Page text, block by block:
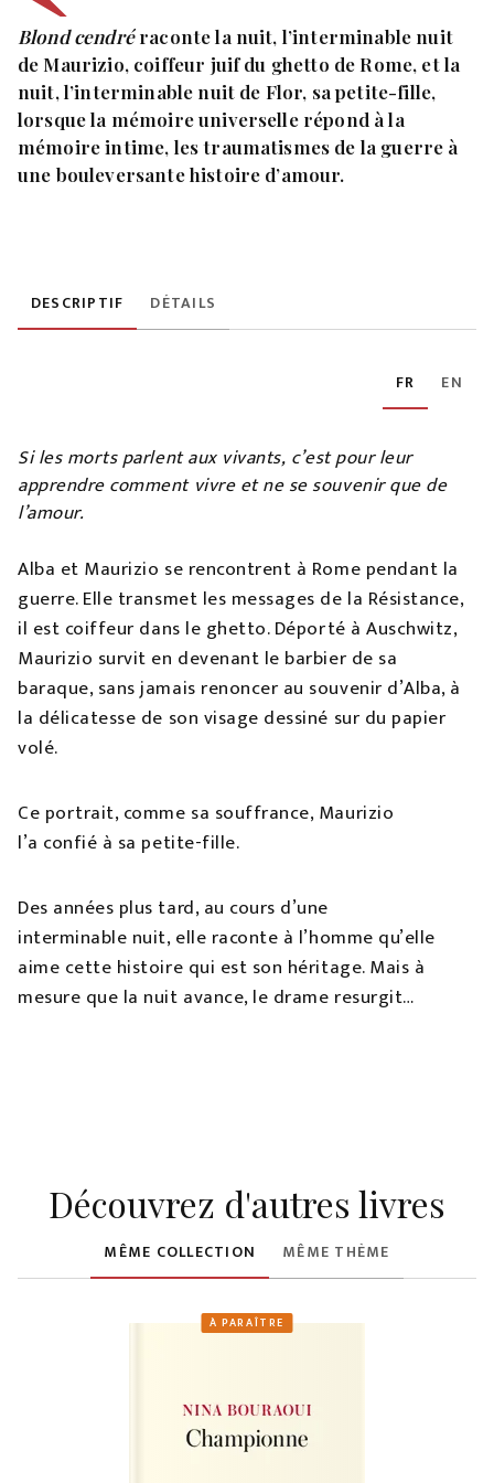
Blond cendréraconte la nuit, l’interminable nuit
de Maurizio, coiffeur juif du ghetto de Rome, et la
nuit, l’interminable nuit de Flor, sa petite-fille,
lorsque la mémoire universelle répond à la
mémoire intime, les traumatismes de la guerre à
une bouleversante histoire d’amour.
DESCRIPTIF DÉTAILS
FR EN
Si les morts parlent aux vivants, c’est pour leur
apprendre comment vivre et ne se souvenir que de
l’amour.
Alba et Maurizio se rencontrent à Rome pendant la
guerre. Elle transmet les messages de la Résistance,
il est coiffeur dans le ghetto. Déporté à Auschwitz,
Maurizio survit en devenant le barbier de sa
baraque, sans jamais renoncer au souvenir d’Alba, à
la délicatesse de son visage dessiné sur du papier
volé.
Ce portrait, comme sa souffrance, Maurizio
l’a confié à sa petite-fille.
Des années plus tard, au cours d’une
interminable nuit, elle raconte à l’homme qu’elle
aime cette histoire qui est son héritage. Mais à
mesure que la nuit avance, le drame resurgit…
Découvrez d'autres livres
MÊME COLLECTION MÊME THÈME
À PARAÎTRE